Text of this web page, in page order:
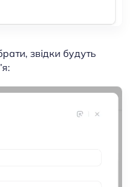
звідки будуть